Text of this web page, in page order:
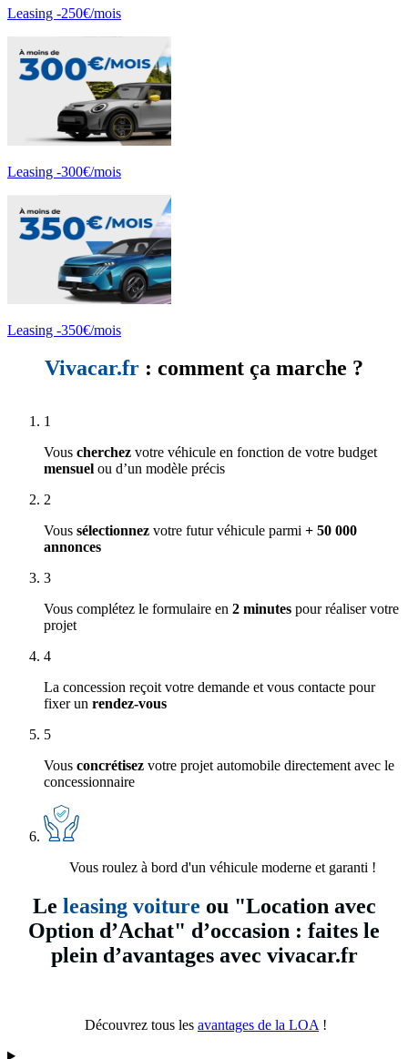
Leasing -250€/mois
Leasing -300€/mois
Leasing -350€/mois
Vivacar.fr : comment ça marche ?
1
Vous cherchez votre véhicule en fonction de votre budget
mensuel ou d’un modèle précis
2
Vous sélectionnez votre futur véhicule parmi + 50 000
annonces
3
Vous complétez le formulaire en 2 minutes pour réaliser votre
projet
4
La concession reçoit votre demande et vous contacte pour
fixer un rendez-vous
5
Vous concrétisez votre projet automobile directement avec le
concessionnaire
Vous roulez à bord d'un véhicule moderne et garanti !
Le leasing voiture ou "Location avec
Option d’Achat" d’occasion : faites le
plein d’avantages avec vivacar.fr
Découvrez tous les avantages de la LOA !